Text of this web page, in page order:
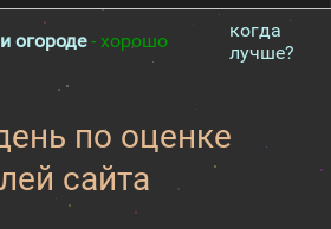
огороде- хорошо
когда
лучше?
по оценке
сайта